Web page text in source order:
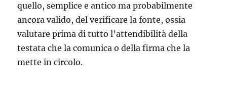
quello, semplice e antico ma probabilmente
ancora valido, del verificare la fonte, ossia
valutare prima di tutto l’attendibilità della
testata che la comunica o della firma che la
mette in circolo.